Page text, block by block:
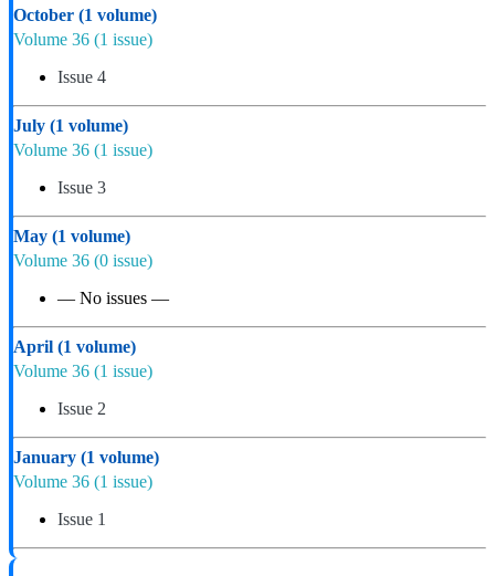
October (1 volume)
Volume 36 (1 issue)
Issue 4
July (1 volume)
Volume 36 (1 issue)
Issue 3
May (1 volume)
Volume 36 (0 issue)
— No issues —
April (1 volume)
Volume 36 (1 issue)
Issue 2
January (1 volume)
Volume 36 (1 issue)
Issue 1